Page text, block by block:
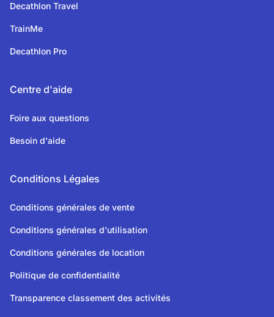
Decathlon Travel
TrainMe
Decathlon Pro
Centre d'aide
Foire aux questions
Besoin d'aide
Conditions Légales
Conditions générales de vente
Conditions générales d'utilisation
Conditions générales de location
Politique de confidentialité
Transparence classement des activités